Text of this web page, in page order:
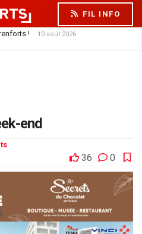
FIL INFO
et interpelle ses dirigeants
end
36 0